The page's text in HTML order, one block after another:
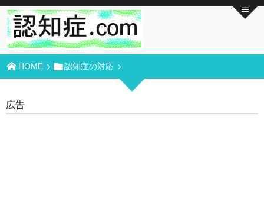
HOME 認知症の対応
広告